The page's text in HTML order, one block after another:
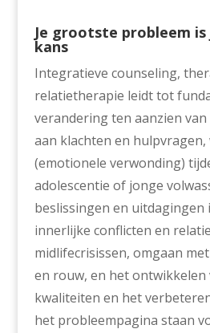
Je grootste probleem
kans
Integratieve counseling,
relatietherapie leidt tot
verandering ten aanzien van
aan klachten en
(emotionele verwonding)
adolescentie of jonge
beslissingen en uitdagingen
innerlijke conflicten en
midlifecrisissen, omgaan
en rouw, en het
kwaliteiten en het
het probleempagina staan